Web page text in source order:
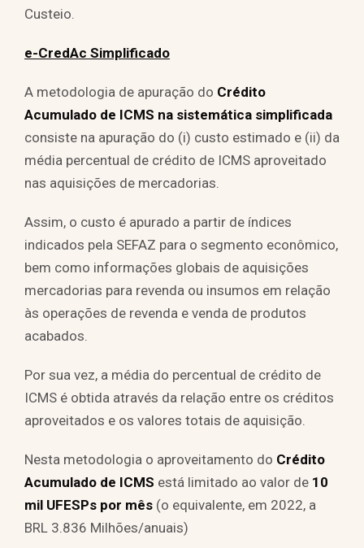
Custeio.
e-CredAc Simplificado
A metodologia de apuração do Crédito
Acumulado de ICMS na sistemática simplificada
consiste na apuração do (i) custo estimado e (ii) da
média percentual de crédito de ICMS aproveitado
nas aquisições de mercadorias.
Assim, o custo é apurado a partir de índices
indicados pela SEFAZ para o segmento econômico,
bem como informações globais de aquisições
mercadorias para revenda ou insumos em relação
às operações de revenda e venda de produtos
acabados.
Por sua vez, a média do percentual de crédito de
ICMS é obtida através da relação entre os créditos
aproveitados e os valores totais de aquisição.
Nesta metodologia o aproveitamento do Crédito
Acumulado de ICMS está limitado ao valor de 10
mil UFESPs por mês (o equivalente, em 2022, a
BRL 3.836 Milhões/anuais)